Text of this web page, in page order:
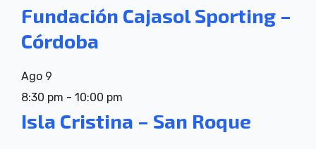
Fundación Cajasol Sporting –
Córdoba
Ago 9
8:30 pm - 10:00 pm
Isla Cristina – San Roque